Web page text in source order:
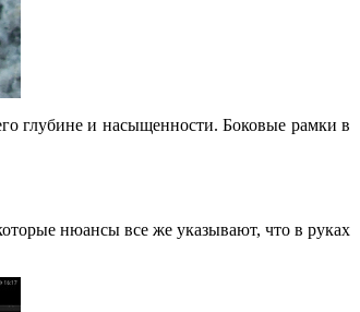
глубине и насыщенности. Боковые рамки в
нюансы все же указывают, что в руках